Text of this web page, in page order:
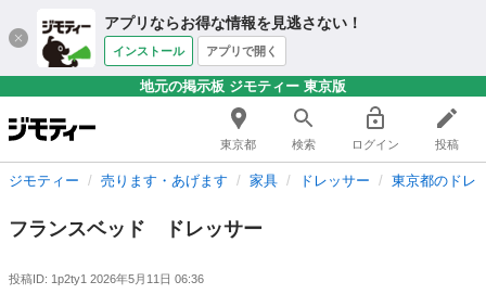
アプリならお得な情報を見逃さない！
インストール アプリで開く
地元の掲示板 ジモティー 東京版
東京都 検索 ログイン 投稿
ジモティー 売ります・あげます 家具 ドレッサー 東京都のドレ
フランスベッド ドレッサー
投稿ID: 1p2ty1 2026年5月11日 06:36